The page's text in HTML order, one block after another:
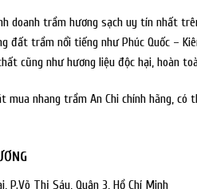
doanh trầm hương sạch uy tín nhất
đất trầm nổi tiếng như Phúc Quốc –
cũng như hương liệu độc hại, hoàn
mua nhang trầm An Chi chính hãng,
P.Võ Thị Sáu, Quận 3, Hồ Chí Minh